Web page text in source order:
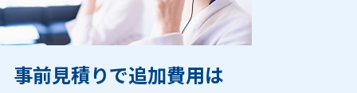
事前見積りで追加費用は